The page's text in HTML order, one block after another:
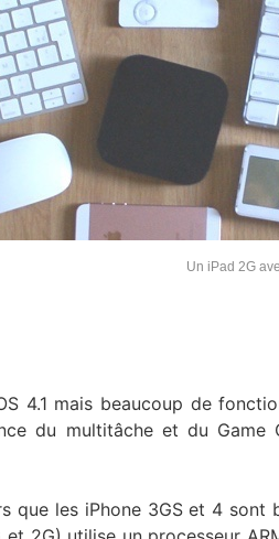
Un iPad 2G
4.1 mais beaucoup de
du multitâche et du Game
que les iPhone 3GS et 4 sont